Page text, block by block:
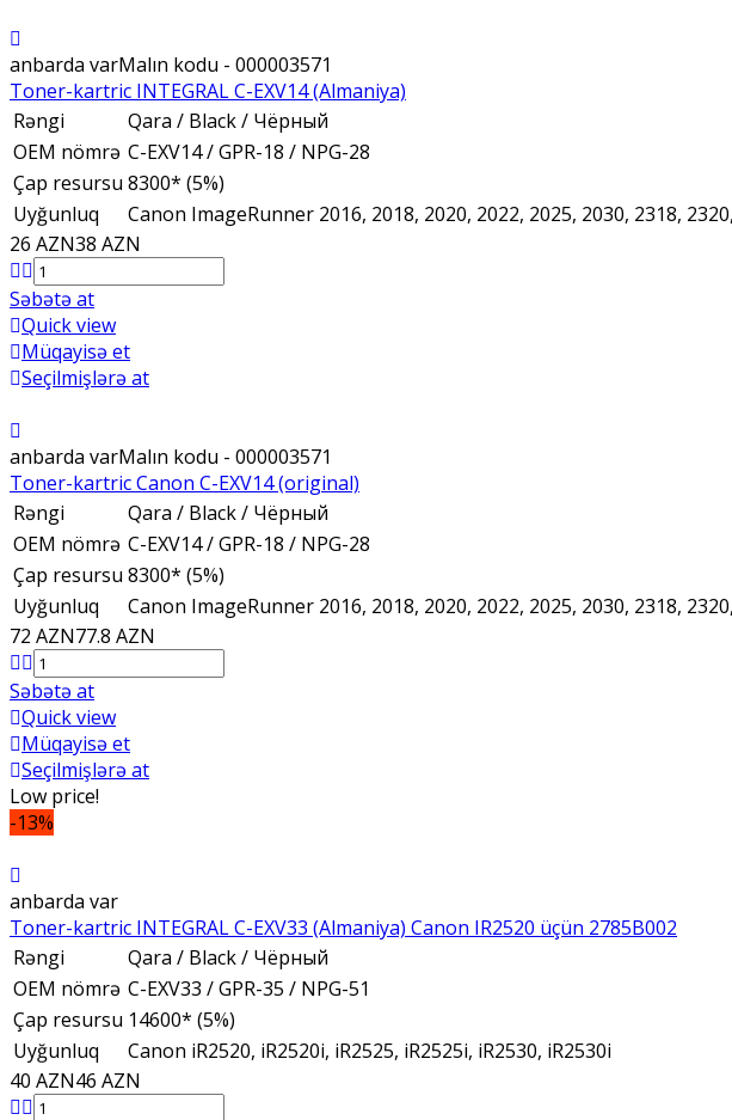
anbarda varMalın kodu - 000003571
Toner-kartric INTEGRAL C-EXV14 (Almaniya)
Rəngi
Qara / Black / Чёрный
OEM nömrə C-EXV14 / GPR-18 / NPG-28
Çap resursu 8300* (5%)
Uyğunluq
Canon ImageRunner 2016, 2018, 2020, 2022, 2025, 2030, 2318,
26 AZN38 AZN
Səbətə at
Quick view
Müqayisə et
Seçilmişlərə at
anbarda varMalın kodu - 000003571
Toner-kartric Canon C-EXV14 (original)
Rəngi
Qara / Black / Чёрный
OEM nömrə C-EXV14 / GPR-18 / NPG-28
Çap resursu 8300* (5%)
Uyğunluq
Canon ImageRunner 2016, 2018, 2020, 2022, 2025, 2030, 2318,
72 AZN77.8 AZN
Səbətə at
Quick view
Müqayisə et
Seçilmişlərə at
Low price!
-13%
anbarda var
Toner-kartric INTEGRAL C-EXV33 (Almaniya) Canon IR2520 üçün 2785B002
Rəngi
Qara / Black / Чёрный
OEM nömrə C-EXV33 / GPR-35 / NPG-51
Çap resursu 14600* (5%)
Uyğunluq
Canon iR2520, iR2520i, iR2525, iR2525i, iR2530, iR2530i
40 AZN46 AZN